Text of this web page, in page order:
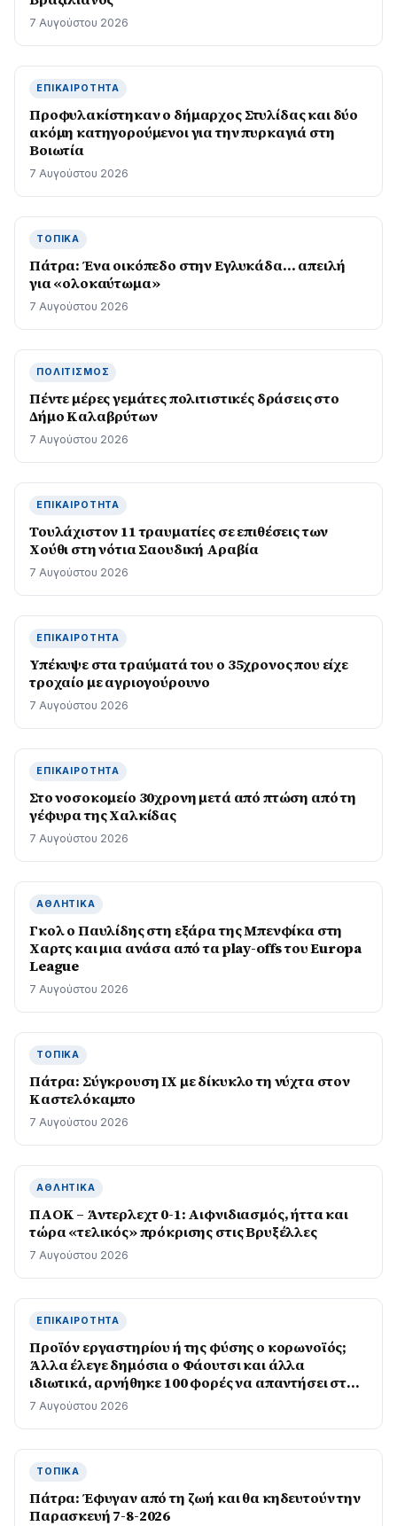
7 Αυγούστου 2026
ΕΠΙΚΑΙΡΌΤΗΤΑ
Προφυλακίστηκαν ο δήμαρχος Στυλίδας και δύο
ακόμη κατηγορούμενοι για την πυρκαγιά στη
Βοιωτία
7 Αυγούστου 2026
ΤΟΠΙΚΆ
Πάτρα: Ένα οικόπεδο στην Εγλυκάδα… απειλή
για «ολοκαύτωμα»
7 Αυγούστου 2026
ΠΟΛΙΤΙΣΜΌΣ
Πέντε μέρες γεμάτες πολιτιστικές δράσεις στο
Δήμο Καλαβρύτων
7 Αυγούστου 2026
ΕΠΙΚΑΙΡΌΤΗΤΑ
Τουλάχιστον 11 τραυματίες σε επιθέσεις των
Χούθι στη νότια Σαουδική Αραβία
7 Αυγούστου 2026
ΕΠΙΚΑΙΡΌΤΗΤΑ
Υπέκυψε στα τραύματά του ο 35χρονος που είχε
τροχαίο με αγριογούρουνο
7 Αυγούστου 2026
ΕΠΙΚΑΙΡΌΤΗΤΑ
Στο νοσοκομείο 30χρονη μετά από πτώση από τη
γέφυρα της Χαλκίδας
7 Αυγούστου 2026
ΑΘΛΗΤΙΚΆ
Γκολ ο Παυλίδης στη εξάρα της Μπενφίκα στη
Χαρτς και μια ανάσα από τα play-offs του Europa
League
7 Αυγούστου 2026
ΤΟΠΙΚΆ
Πάτρα: Σύγκρουση ΙΧ με δίκυκλο τη νύχτα στον
Καστελόκαμπο
7 Αυγούστου 2026
ΑΘΛΗΤΙΚΆ
ΠΑΟΚ – Άντερλεχτ 0-1: Αιφνιδιασμός, ήττα και
τώρα «τελικός» πρόκρισης στις Βρυξέλλες
7 Αυγούστου 2026
ΕΠΙΚΑΙΡΌΤΗΤΑ
Προϊόν εργαστηρίου ή της φύσης ο κορωνοϊός;
Άλλα έλεγε δημόσια ο Φάουτσι και άλλα
ιδιωτικά, αρνήθηκε 100 φορές να απαντήσει στο
Κογκρέσο
7 Αυγούστου 2026
ΤΟΠΙΚΆ
Πάτρα: Έφυγαν από τη ζωή και θα κηδευτούν την
Παρασκευή 7-8-2026